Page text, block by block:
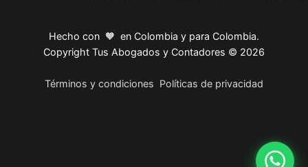
Hecho con 🧡 en Colombia y para Colombia.
Copyright Tus Abogados y Contadores © 2026
Términos y condiciones Políticas de privacidad